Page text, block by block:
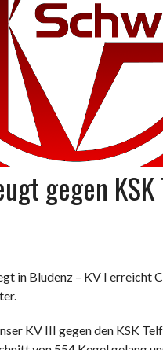
gegen
in Bludenz – KV I erreicht
KV III gegen den KSK